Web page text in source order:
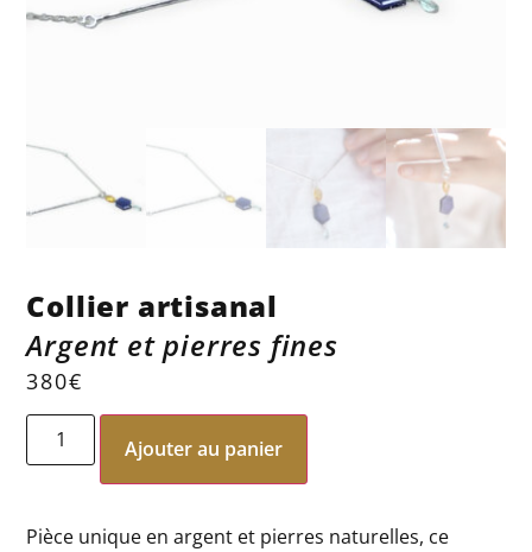
Collier artisanal
Argent et pierres fines
380€
Ajouter au panier
Pièce unique en argent et pierres naturelles, ce